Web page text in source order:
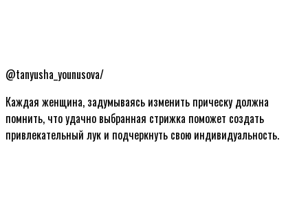
@tanyusha_younusova/
Каждая женщина, задумываясь изменить прическу должна
помнить, что удачно выбранная стрижка поможет создать
привлекательный лук и подчеркнуть свою индивидуальность.